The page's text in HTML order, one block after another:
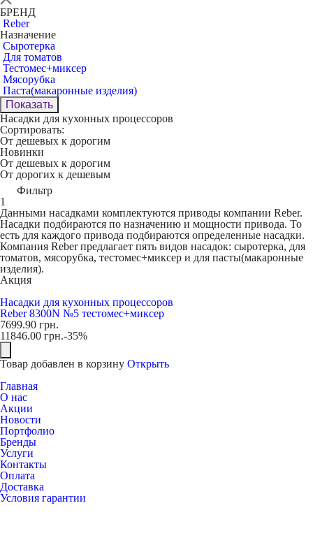
БРЕНД
Reber
Назначение
Сыротерка
Для томатов
Тестомес+миксер
Мясорубка
Паста(макаронные изделия)
Показать
Насадки для кухонных процессоров
Сортировать:
От дешевых к дорогим
Новинки
От дешевых к дорогим
От дорогих к дешевым
Фильтр
1
Данными насадками комплектуются приводы компании Reber.
Насадки подбираются по назначению и мощности привода. То
есть для каждого привода подбираются определенные насадки.
Компания Reber предлагает пять видов насадок: сыротерка, для
томатов, мясорубка, тестомес+миксер и для пасты(макаронные
изделия).
Акция
Насадки для кухонных процессоров
Reber 8300N №5 тестомес+миксер
7699.90 грн.
11846.00 грн.-35%
Товар добавлен в корзину Открыть
Главная
О нас
Акции
Новости
Портфолио
Бренды
Услуги
Контакты
Оплата
Доставка
Условия гарантии